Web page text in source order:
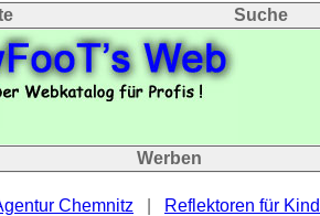
Suche
Werben
Chemnitz Reflektoren für